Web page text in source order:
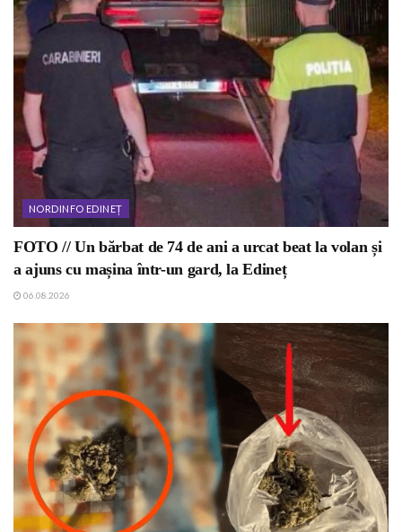
NORDINFO EDINEȚ
FOTO // Un bărbat de 74 de ani a urcat beat la volan și
a ajuns cu mașina într-un gard, la Edineț
06.08.2026